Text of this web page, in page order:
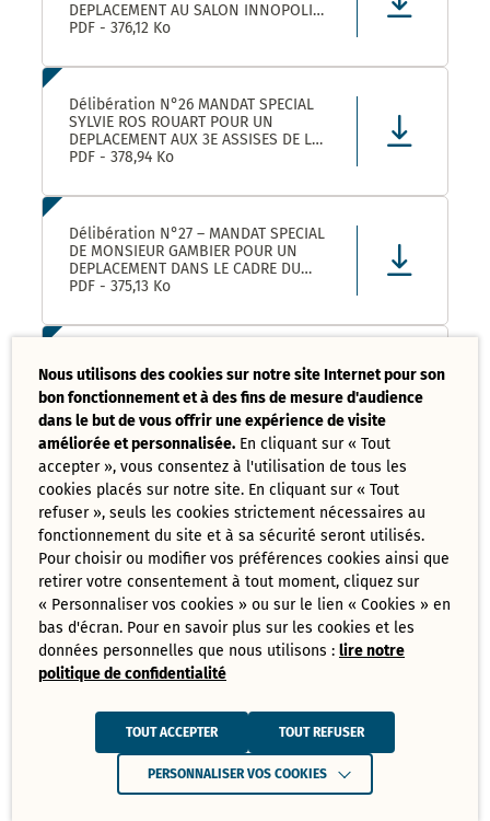
DEPLACEMENT AU SALON INNOPOLIS
A PARIS
PDF - 376,12 Ko
Délibération N°26 MANDAT SPECIAL
SYLVIE ROS ROUART POUR UN
DEPLACEMENT AUX 3E ASSISES DE LA
VOIE D’ARLES A ARLES
PDF - 378,94 Ko
Délibération N°27 – MANDAT SPECIAL
DE MONSIEUR GAMBIER POUR UN
DEPLACEMENT DANS LE CADRE DU
FORUM DES ELUS INFO JEUNES A
PDF - 375,13 Ko
Liste des délibérations examinées
Conseil Municipal 17 mars 2025
PDF - 121,08 Ko
Ordre du jour du Conseil Municipal 17
mars 2025
PDF - 73,70 Ko
Tout
télécharger
Juin
Ressources de Juin 2025
Convocation Conseil Municipal du 30
PDF - 231,28 Ko
Nous utilisons des cookies sur notre site Internet pour son
bon fonctionnement et à des fins de mesure d'audience
dans le but de vous offrir une expérience de visite
améliorée et personnalisée. En cliquant sur « Tout
accepter », vous consentez à l'utilisation de tous les
cookies placés sur notre site. En cliquant sur « Tout
refuser », seuls les cookies strictement nécessaires au
fonctionnement du site et à sa sécurité seront utilisés.
Pour choisir ou modifier vos préférences cookies ainsi que
retirer votre consentement à tout moment, cliquez sur
« Personnaliser vos cookies » ou sur le lien « Cookies » en
bas d'écran. Pour en savoir plus sur les cookies et les
données personnelles que nous utilisons :lire notre
politique de confidentialité
TOUT ACCEPTER TOUT REFUSER
PERSONNALISER VOS COOKIES